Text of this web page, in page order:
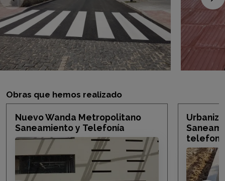
Obras que hemos realizado
Nuevo Wanda Metropolitano
Saneamiento y Telefonía